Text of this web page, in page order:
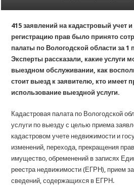
415 заявлений на кадастровый учет
регистрацию прав было принято
палаты по Вологодской области за 1
Эксперты рассказали, какие услуги
выездном обслуживании, как
стоит выезд к заявителю, кто имеет
использование выездной услуги.
Кадастровая палата по Вологодской
услуги по выезду с целью приема
кадастровом учете недвижимости и
изменений, перехода, прекращения
имущество, обременений в записях
реестра недвижимости (ЕГРН), прием
сведений, содержащихся в ЕГРН.